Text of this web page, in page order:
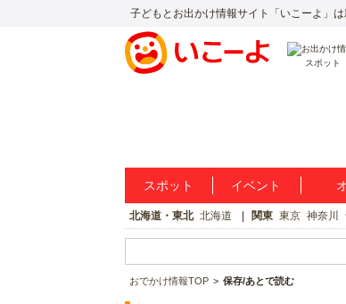
子どもとお出かけ情報サイト「いこーよ」
スポット
スポット イベント
北海道・東北 北海道 関東 東京 神奈川
おでかけ情報TOP 保存/あとで読む